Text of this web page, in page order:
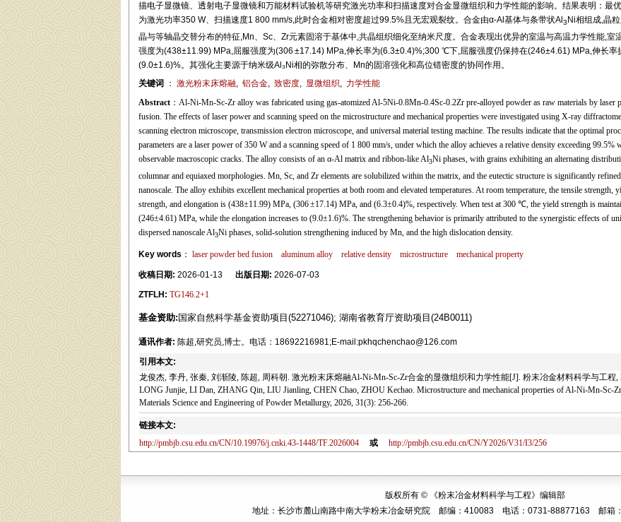
描电子显微镜、透射电子显微镜和万能材料试验机等研究激光功率和扫描速度对合金显微组织和力学性能的影响。结果表明：最
为激光功率350 W、扫描速度1 800 mm/s,此时合金相对密度超过99.5%且无宏观裂纹。合金由α-Al基体与条带状Al 3 Ni相组成,晶
晶与等轴晶交替分布的特征,Mn、Sc、Zr元素固溶于基体中,共晶组织细化至纳米尺度。合金表现出优异的室温与高温力学性能,室
强度为(438±11.99) MPa,屈服强度为(306 ±17.14) MPa,伸长率为(6.3±0.4)%;300 ℃下,屈服强度仍保持在(246±4.61) MPa,伸长率
(9.0±1.6)%。其强化主要源于纳米级Al₃Ni相的弥散分布、Mn的固溶强化和高位错密度的协同作用。
关键词 ： 激光粉末床熔融, 铝合金, 致密度, 显微组织, 力学性能
Abstract：Al-Ni-Mn-Sc-Zr alloy was fabricated using gas-atomized Al-5Ni-0.8Mn-0.4Sc-0.2Zr pre-alloyed powder as raw materials by laser
fusion. The effects of laser power and scanning speed on the microstructure and mechanical properties were investigated using X-ray
scanning electron microscope, transmission electron microscope, and universal material testing machine. The results indicate that the optimal
parameters are a laser power of 350 W and a scanning speed of 1 800 mm/s, under which the alloy achieves a relative density exceeding 99.5%
observable macroscopic cracks. The alloy consists of an α-Al matrix and ribbon-like Al3Ni phases, with grains exhibiting an alternating
columnar and equiaxed morphologies. Mn, Sc, and Zr elements are solubilized within the matrix, and the eutectic structure is significantly
nanoscale. The alloy exhibits excellent mechanical properties at both room and elevated temperatures. At room temperature, the tensile strength,
strength, and elongation is (438±11.99) MPa, (306 ±17.14) MPa, and (6.3±0.4)%, respectively. When test at 300 ℃, the yield strength is
(246±4.61) MPa, while the elongation increases to (9.0±1.6)%. The strengthening behavior is primarily attributed to the synergistic effects of
dispersed nanoscale Al3Ni phases, solid-solution strengthening induced by Mn, and the high dislocation density.
Key words ： laser powder bed fusion aluminum alloy relative density microstructure mechanical property
收稿日期: 2026-01-13 出版日期: 2026-07-03
ZTFLH: TG146.2+1
基金资助: 国家自然科学基金资助项目(52271046); 湖南省教育厅资助项目(24B0011)
通讯作者: 陈超,研究员,博士。电话：18692216981;E-mail:pkhqchenchao@126.com
引用本文:
龙俊杰, 李丹, 张秦, 刘渐陵, 陈超, 周科朝. 激光粉末床熔融Al-Ni-Mn-Sc-Zr合金的显微组织和力学性能[J]. 粉末冶金材料科学与工程,
LONG Junjie, LI Dan, ZHANG Qin, LIU Jianling, CHEN Chao, ZHOU Kechao. Microstructure and mechanical properties of Al-Ni-Mn-Sc-
Materials Science and Engineering of Powder Metallurgy, 2026, 31(3): 256-266.
链接本文:
http://pmbjb.csu.edu.cn/CN/10.19976/j.cnki.43-1448/TF.2026004
或 http://pmbjb.csu.edu.cn/CN/Y2026/V31/I3/256
版权所有 © 《粉末冶金材料科学与工程》编辑部
地址：长沙市麓山南路中南大学粉末冶金研究院 邮编：410083 电话：0731-88877163 邮箱